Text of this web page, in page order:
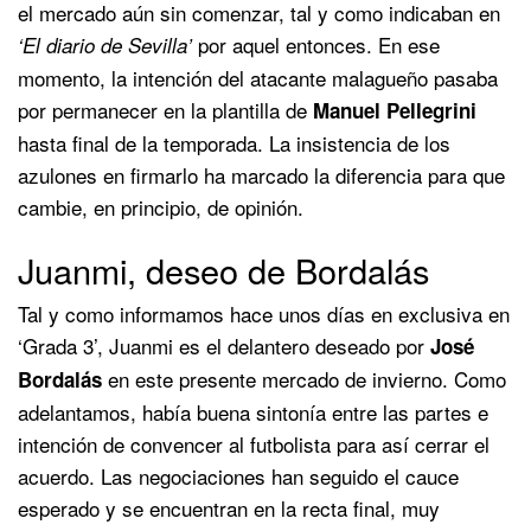
el mercado aún sin comenzar, tal y como indicaban en
‘El diario de Sevilla’por aquel entonces. En ese
momento, la intención del atacante malagueño pasaba
por permanecer en la plantilla de Manuel Pellegrini
hasta final de la temporada. La insistencia de los
azulones en firmarlo ha marcado la diferencia para que
cambie, en principio, de opinión.
Juanmi, deseo de Bordalás
Tal y como informamos hace unos días en exclusiva en
‘Grada 3’, Juanmi es el delantero deseado por José
Bordalás en este presente mercado de invierno. Como
adelantamos, había buena sintonía entre las partes e
intención de convencer al futbolista para así cerrar el
acuerdo. Las negociaciones han seguido el cauce
esperado y se encuentran en la recta final, muy